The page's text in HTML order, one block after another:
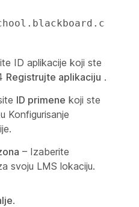
ID aplikacije koji ste
Registrujte aplikaciju .
ID primene koji ste
Konfigurisanje
.
– Izaberite
svoju LMS lokaciju.
.